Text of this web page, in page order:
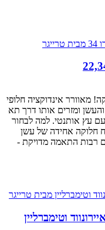
מאוורר אינדוקציה חלופי
ומזרים אותו דרך תא
עץ אותנטי. למה לבחור
חלוקה אחידה של עשן
רבות התאמה מדויקת -